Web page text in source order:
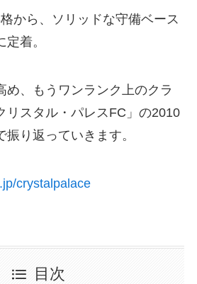
から、ソリッドな守備ベース
着。
め、もうワンランク上のクラ
リスタル・パレスFC」 の2010
り返っていきます。
crystalpalace
目次